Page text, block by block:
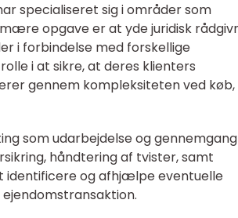
specialiseret sig i områder som
opgave er at yde juridisk
i forbindelse med forskellige
i at sikre, at deres klienters
gennem kompleksiteten ved køb,
som udarbejdelse og
håndtering af tvister, samt
identificere og afhjælpe eventuelle